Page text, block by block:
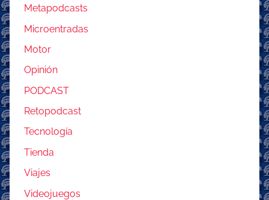
Metapodcasts
Microentradas
Motor
Opinión
PODCAST
Retopodcast
Tecnología
Tienda
Viajes
Videojuegos